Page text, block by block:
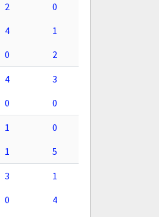
2
0
4
1
0 2
4
3
0 0
1
0
1 5
3
1
0
4